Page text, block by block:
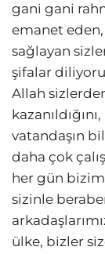
gani gani
emanet eden,
sağlayan
şifalar
Allah
vatandaşın
daha çok
her gün
sizinle
ülke, bizler